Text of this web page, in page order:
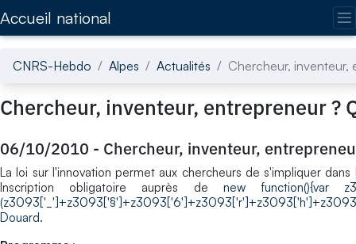
Accueil national
CNRS-Hebdo Alpes Actualités Chercheur, inventeur,
Chercheur, inventeur, entrepreneur ?
06/10/2010 - Chercheur, inventeur,
La loi sur l'innovation permet aux chercheurs de s'impliquer
Inscription obligatoire auprès de new function(){var
Douard.